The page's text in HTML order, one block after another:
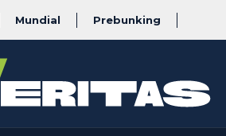
Mundial Prebunking